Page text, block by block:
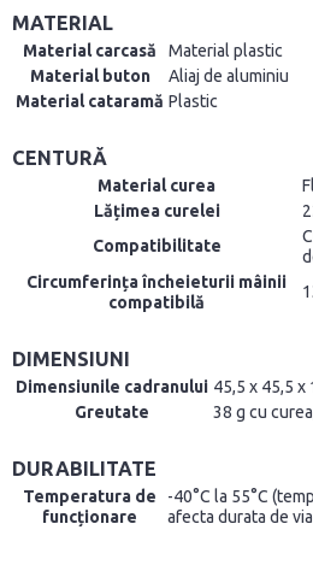
MATERIAL
Material carcasă
Material plastic
Material buton
Aliaj de aluminiu
Material cataramă Plastic
CENTURĂ
Material curea
Lățimea curelei
Compatibilitate
Circumferința încheieturii mâinii
compatibilă
DIMENSIUNI
Dimensiunile cadranului 45,5 x 45,5 x
Greutate
38 g cu
DURABILITATE
Temperatura de
funcționare
-40°C la 55°C
afecta durata de